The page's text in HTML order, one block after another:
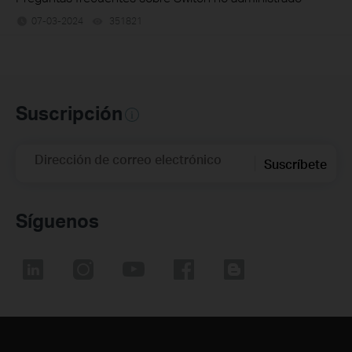
07-03-2024 351821
Suscripción
Dirección de correo electrónico Suscríbete
Síguenos